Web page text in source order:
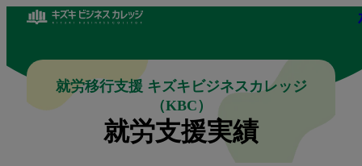
就労移行支援 キズキビジネスカレッジ
（KBC）
就労支援実績